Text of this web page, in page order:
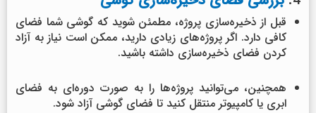
قبل از ذخیره‌سازی پروژه، مطمئن شوید که گوشی شما فضای
کافی دارد. اگر پروژه‌های زیادی دارید، ممکن است نیاز به آزاد
کردن فضای ذخیره‌سازی داشته باشید.
همچنین، می‌توانید پروژه‌ها را به صورت دوره‌ای به فضای
ابری یا کامپیوتر منتقل کنید تا فضای گوشی آزاد شود.